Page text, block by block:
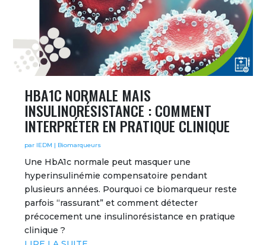
HBA1C NORMALE MAIS
INSULINORÉSISTANCE : COMMENT
INTERPRÉTER EN PRATIQUE CLINIQUE
par IEDM | Biomarqueurs
Une HbA1c normale peut masquer une
hyperinsulinémie compensatoire pendant
plusieurs années. Pourquoi ce biomarqueur reste
parfois “rassurant” et comment détecter
précocement une insulinorésistance en pratique
clinique ?